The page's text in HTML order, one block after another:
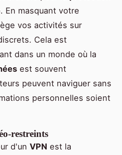
. En masquant votre
vos activités sur
Cela est
dans un monde où la
est souvent
peuvent naviguer sans
personnelles soient
restreints
d'un VPN est la